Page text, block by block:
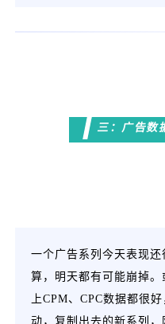
三：广告数
一个广告系列今天表现
算，明天都有可能崩掉
上CPM、CPC数据都很
动，复制出去的新系列